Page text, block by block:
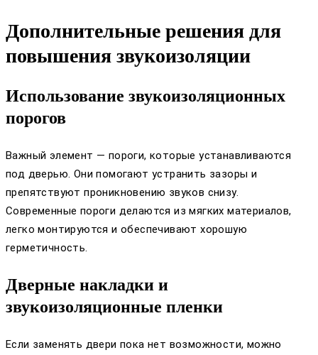
Дополнительные решения для
повышения звукоизоляции
Использование звукоизоляционных
порогов
Важный элемент — пороги, которые устанавливаются
под дверью. Они помогают устранить зазоры и
препятствуют проникновению звуков снизу.
Современные пороги делаются из мягких материалов,
легко монтируются и обеспечивают хорошую
герметичность.
Дверные накладки и
звукоизоляционные пленки
Если заменять двери пока нет возможности, можно